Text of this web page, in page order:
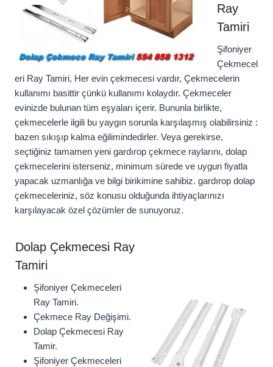
Ray
Tamiri
Şifoniyer
Çekmecel
eri Ray Tamiri, Her evin çekmecesi vardır, Çekmecelerin
kullanımı basittir çünkü kullanımı kolaydır. Çekmeceler
evinizde bulunan tüm eşyaları içerir. Bununla birlikte,
çekmecelerle ilgili bu yaygın sorunla karşılaşmış olabilirsiniz :
bazen sıkışıp kalma eğilimindedirler. Veya gerekirse,
seçtiğiniz tamamen yeni gardırop çekmece raylarını, dolap
çekmecelerini isterseniz, minimum sürede ve uygun fiyatla
yapacak uzmanlığa ve bilgi birikimine sahibiz. gardırop dolap
çekmeceleriniz, söz konusu olduğunda ihtiyaçlarınızı
karşılayacak özel çözümler de sunuyoruz.
Dolap Çekmecesi Ray
Tamiri
Şifoniyer Çekmeceleri
Ray Tamiri.
Çekmece Ray Değişimi.
Dolap Çekmecesi Ray
Tamir.
Şifoniyer Çekmeceleri